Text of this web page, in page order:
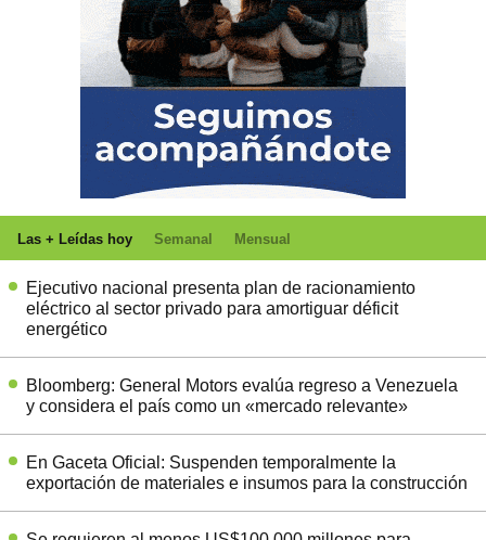
Las + Leídas hoy Semanal Mensual
Ejecutivo nacional presenta plan de racionamiento
eléctrico al sector privado para amortiguar déficit
energético
Bloomberg: General Motors evalúa regreso a Venezuela
y considera el país como un «mercado relevante»
En Gaceta Oficial: Suspenden temporalmente la
exportación de materiales e insumos para la construcción